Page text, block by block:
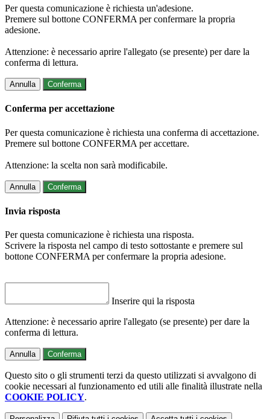
Per questa comunicazione è richiesta un'adesione.
Premere sul bottone CONFERMA per confermare la propria
adesione.
Attenzione: è necessario aprire l'allegato (se presente) per dare la
conferma di lettura.
Annulla Conferma
Conferma per accettazione
Per questa comunicazione è richiesta una conferma di accettazione.
Premere sul bottone CONFERMA per accettare.
Attenzione: la scelta non sarà modificabile.
Annulla Conferma
Invia risposta
Per questa comunicazione è richiesta una risposta.
Scrivere la risposta nel campo di testo sottostante e premere sul
bottone CONFERMA per confermare la propria adesione.
Inserire qui la risposta
Attenzione: è necessario aprire l'allegato (se presente) per dare la
conferma di lettura.
Annulla Conferma
Questo sito o gli strumenti terzi da questo utilizzati si avvalgono di
cookie necessari al funzionamento ed utili alle finalità illustrate nella
COOKIE POLICY.